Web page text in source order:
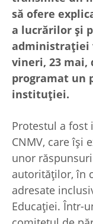
să ofere
a lucrărilor și
administrației
vineri, 23 mai,
programat un
instituției.
Protestul a
CNMV, care își
unor
autorităților, în
adresate
Educației. Într-